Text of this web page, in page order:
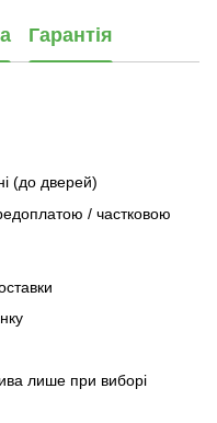
Гарантія
(до дверей)
/ частковою
лише при виборі